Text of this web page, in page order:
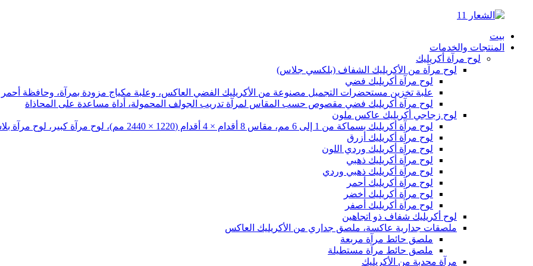
بيت
المنتجات والخدمات
لوح مرآة أكريليك
لوح مرآة من الأكريليك الشفاف (بلكسي جلاس)
لوح مرآة أكريليك فضي
علبة تخزين مستحضرات التجميل مصنوعة من الأكريليك الفضي العاكس، وعلبة مكياج مزودة بمرآة، وحافظة
لوح مرآة أكريليك فضي مقصوص حسب المقاس لمرآة تدريب الجولف المحمولة، أداة مساعدة على المحاذاة
لوح زجاجي أكريليك عاكس ملون
لوح مرآة أكريليك بسماكة من 1 إلى 6 مم، مقاس 8 أقدام × 4 أقدام (1220 × 2440 مم)، لوح مرآة كبير، لوح مرآة بلاستيكي ملون
لوح مرآة أكريليك أزرق
لوح مرآة أكريليك وردي اللون
لوح مرآة أكريليك ذهبي
لوح مرآة أكريليك ذهبي وردي
لوح مرآة أكريليك أحمر
لوح مرآة أكريليك أخضر
لوح مرآة أكريليك أصفر
لوح أكريليك شفاف ذو اتجاهين
ملصقات جدارية عاكسة، ملصق جداري من الأكريليك العاكس
ملصق حائط مرآة مربعة
ملصق حائط مرآة مستطيلة
مرآة محدبة من الأكريليك